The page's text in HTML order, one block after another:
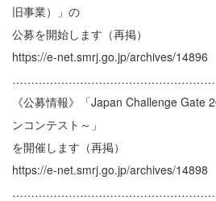
旧事業）」の
公募を開始します（再掲）
https://e-net.smrj.go.jp/archives/14896
《公募情報》「Japan Challenge Gate
ンコンテスト～」
を開催します（再掲）
https://e-net.smrj.go.jp/archives/14898